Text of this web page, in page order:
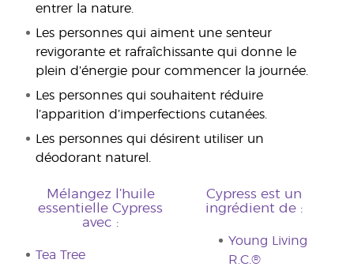
entrer la nature.
Les personnes qui aiment une senteur
revigorante et rafraîchissante qui donne le
plein d’énergie pour commencer la journée.
Les personnes qui souhaitent réduire
l’apparition d’imperfections cutanées.
Les personnes qui désirent utiliser un
déodorant naturel.
Mélangez l’huile
essentielle Cypress
avec :
Tea Tree
Cypress est un
ingrédient de :
Young Living
R.C.®